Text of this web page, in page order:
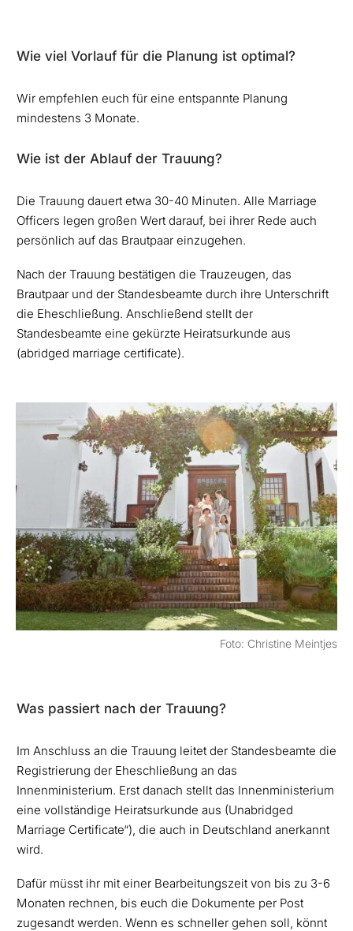
Wie viel Vorlauf für die Planung ist optimal?
Wir empfehlen euch für eine entspannte Planung
mindestens 3 Monate.
Wie ist der Ablauf der Trauung?
Die Trauung dauert etwa 30-40 Minuten. Alle Marriage
Officers legen großen Wert darauf, bei ihrer Rede auch
persönlich auf das Brautpaar einzugehen.
Nach der Trauung bestätigen die Trauzeugen, das
Brautpaar und der Standesbeamte durch ihre Unterschrift
die Eheschließung. Anschließend stellt der
Standesbeamte eine gekürzte Heiratsurkunde aus
(abridged marriage certificate).
Foto: Christine Meintjes
Was passiert nach der Trauung?
Im Anschluss an die Trauung leitet der Standesbeamte die
Registrierung der Eheschließung an das
Innenministerium. Erst danach stellt das Innenministerium
eine vollständige Heiratsurkunde aus (Unabridged
Marriage Certificate“), die auch in Deutschland anerkannt
wird.
Dafür müsst ihr mit einer Bearbeitungszeit von bis zu 3-6
Monaten rechnen, bis euch die Dokumente per Post
zugesandt werden. Wenn es schneller gehen soll, könnt